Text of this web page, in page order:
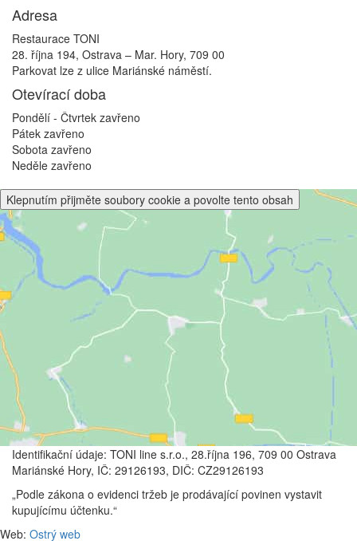
Adresa
Restaurace TONI
28. října 194, Ostrava – Mar. Hory, 709 00
Parkovat lze z ulice Mariánské náměstí.
Otevírací doba
Pondělí - Čtvrtek zavřeno
Pátek zavřeno
Sobota zavřeno
Neděle zavřeno
Klepnutím přijměte soubory cookie a povolte tento obsah
Identifikační údaje: TONI line s.r.o., 28.října 196, 709 00 Ostrava
Mariánské Hory, IČ: 29126193, DIČ: CZ29126193
„Podle zákona o evidenci tržeb je prodávající povinen vystavit
kupujícímu účtenku.“
Web: Ostrý web